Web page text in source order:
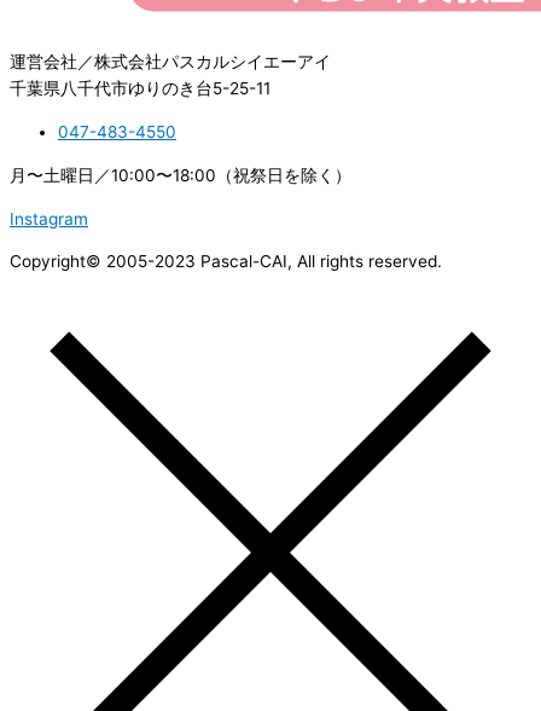
運営会社／株式会社パスカルシイエーアイ
千葉県八千代市ゆりのき台5-25-11
047-483-4550
月〜土曜日／10:00〜18:00（祝祭日を除く）
Instagram
Copyright© 2005-2023 Pascal-CAI, All rights reserved.